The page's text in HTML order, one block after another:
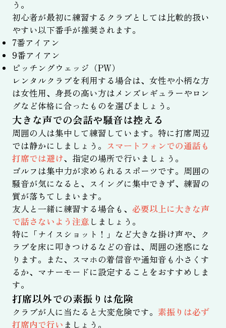
う。
初心者が最初に練習するクラブとしては比較的扱い
やすい以下番手が推奨されます。
7番アイアン
9番アイアン
ピッチングウェッジ（PW）
レンタルクラブを利用する場合は、女性や小柄な方
は女性用、身長の高い方はメンズレギュラーやロン
グなど体格に合ったものを選びましょう。
大きな声での会話や騒音は控える
周囲の人は集中して練習しています。特に打席周辺
では静かにしましょう。 スマートフォンでの通話も
打席では避け、指定の場所で行いましょう。
ゴルフは集中力が求められるスポーツです。周囲の
騒音が気になると、スイングに集中できず、練習の
質が落ちてしまいます。
友人と一緒に練習する場合も、 必要以上に大きな声
で話さないよう注意 しましょう。
特に「ナイスショット！」など大きな掛け声や、ク
ラブを床に叩きつけるなどの音は、周囲の迷惑にな
ります。また、スマホの着信音や通知音も小さくす
るか、マナーモードに設定することをおすすめしま
す。
打席以外での素振りは危険
クラブが人に当たると大変危険です。 素振りは必ず
打席内で行い ましょう。